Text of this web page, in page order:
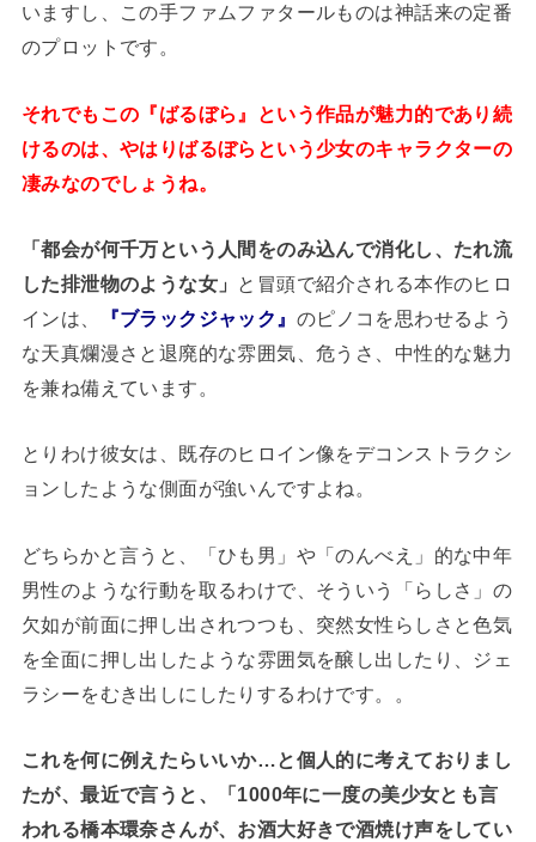
いますし、この手ファムファタールものは神話来の定番
のプロットです。
それでもこの『ばるぼら』という作品が魅力的であり続
けるのは、やはりばるぼらという少女のキャラクターの
凄みなのでしょうね。
「都会が何千万という人間をのみ込んで消化し、たれ流
した排泄物のような女」 と冒頭で紹介される本作のヒロ
インは、
『ブラックジャック』 のピノコを思わせるよう
な天真爛漫さと退廃的な雰囲気、危うさ、中性的な魅力
を兼ね備えています。
とりわけ彼女は、既存のヒロイン像をデコンストラクシ
ョンしたような側面が強いんですよね。
どちらかと言うと、「ひも男」や「のんべえ」的な中年
男性のような行動を取るわけで、そういう「らしさ」の
欠如が前面に押し出されつつも、突然女性らしさと色気
を全面に押し出したような雰囲気を醸し出したり、ジェ
ラシーをむき出しにしたりするわけです。。
これを何に例えたらいいか…と個人的に考えておりまし
たが、最近で言うと、「1000年に一度の美少女とも言
われる橋本環奈さんが、お酒大好きで酒焼け声をしてい